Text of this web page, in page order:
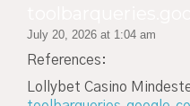
July 20, 2026 at 1:04 am
References:
Lollybet Casino